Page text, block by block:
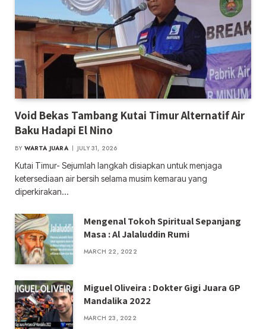
Void Bekas Tambang Kutai Timur Alternatif Air
Baku Hadapi El Nino
BY WARTA JUARA JULY 31, 2026
Kutai Timur- Sejumlah langkah disiapkan untuk menjaga
ketersediaan air bersih selama musim kemarau yang
diperkirakan…
Mengenal Tokoh Spiritual Sepanjang
Masa : Al Jalaluddin Rumi
MARCH 22, 2022
Miguel Oliveira : Dokter Gigi Juara GP
Mandalika 2022
MARCH 23, 2022